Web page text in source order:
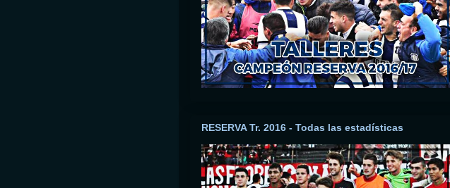
RESERVA Tr. 2016 - Todas las estadísticas